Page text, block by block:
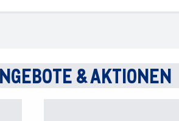
& AKTIONEN